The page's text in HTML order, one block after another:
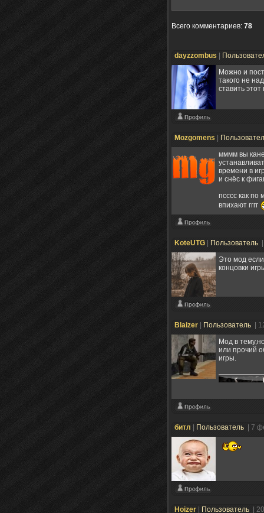
Всего комментариев: 78
dayzzombus
Можно и
такого не
ставить этот
Mozgomens
мммм вы
времени в
и снёс к
псссс как по
впихают гггг
KoteUTG Пользователь
Это мод
концовки
Blaizer Пользователь
|
Мод в
или прочий
игры.
битл Пользователь | 7
Hoizer Пользователь |